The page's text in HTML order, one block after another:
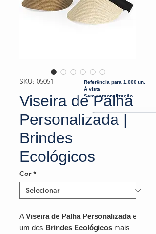
SKU: 05051
Viseira de Palha
Personalizada |
Brindes
Ecológicos
Cor *
AViseira de Palha Personalizadaé
um dos Brindes Ecológicos mais
Referência para 1.000 un.
À vista
Sem personalização